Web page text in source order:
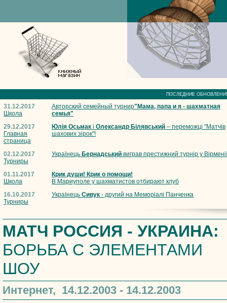
ПОСЛЕДНИЕ
31.12.2017
Школа
Авторский семейный турнир"Мама, папа и я - шахматная
семья"
29.12.2017
Главная
страница
Юлія Осьмак і Олександр Білявський – переможці "Матчів
шахових зірок"!
02.12.2017
Турниры
Українець Бернадський виграв престижний турнір у Вірменії
01.11.2017
Школа
Крик души! Крик о помощи!
В Мариуполе у шахматистов отбирают клуб
16.10.2017
Турниры
Українець Сивук - другий на Меморіалі Панченка
МАТЧ РОССИЯ - УКРАИНА:
БОРЬБА С ЭЛЕМЕНТАМИ
ШОУ
Интернет, 14.12.2003 - 14.12.2003